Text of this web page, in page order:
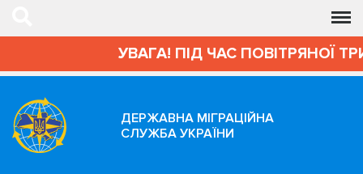
УВАГА! ПІД ЧАС ПОВІТРЯНОЇ
ДЕРЖАВНА МІГРАЦІЙНА
СЛУЖБА УКРАЇНИ